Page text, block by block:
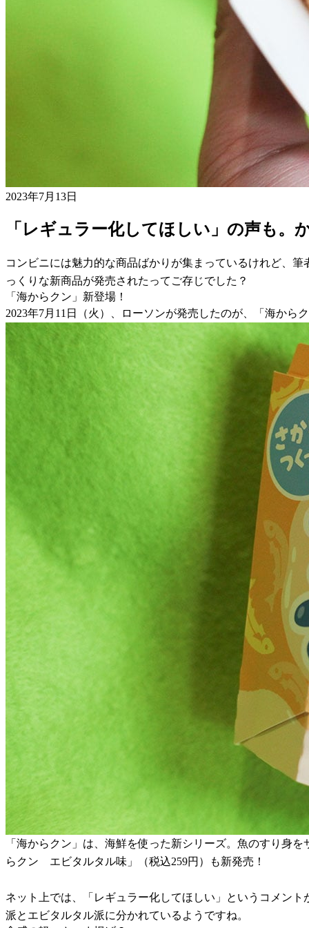
2023年7月13日
「レギュラー化してほしい」の声も
コンビニには魅力的な商品ばかりが集まっているけれど、
っくりな新商品が発売されたってご存じでした？
「海からクン」新登場！
2023年7月11日（火）、ローソンが発売したのが、「海か
「海からクン」は、海鮮を使った新シリーズ。魚のすり身
らクン エビタルタル味」（税込259円）も新発売！
ネット上では、「レギュラー化してほしい」というコメン
派とエビタルタル派に分かれているようですね。